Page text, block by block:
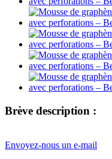
Brève description :
Envoyez-nous un e-mail